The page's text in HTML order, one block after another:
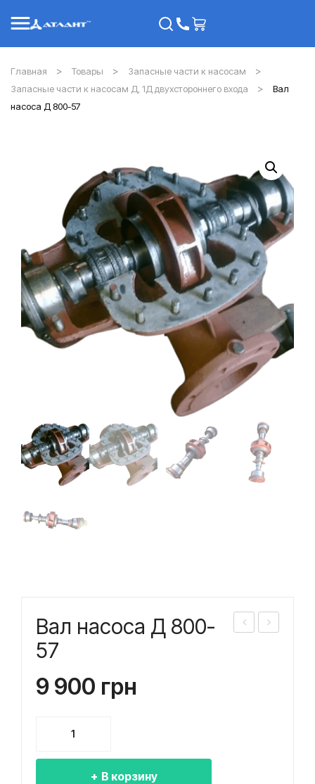
Главная Товары
Запасные части к насосам
Запасные части к насосам Д, 1Д двухстороннего входа
Вал
насоса Д 800-57
Вал насоса Д 800-
57
9 900 грн
Вал
В корзину